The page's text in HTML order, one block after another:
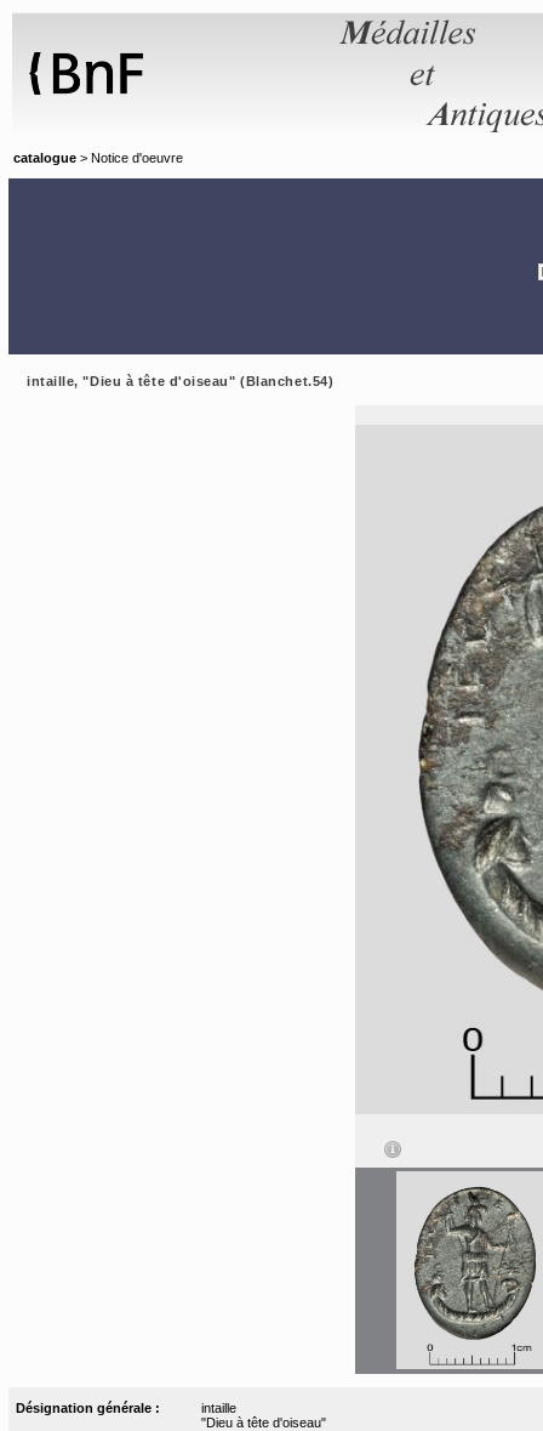
catalogue > Notice d'oeuvre
intaille, "Dieu à tête d'oiseau" (Blanchet.54)
Désignation générale :
intaille
"Dieu à tête d'oiseau"